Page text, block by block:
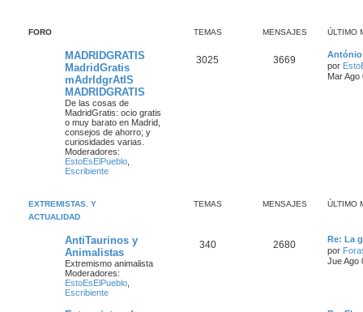
FORO TEMAS MENSAJES ÚLTIMO
MADRIDGRATIS
MadridGratis
mAdrIdgrAtIS
MADRIDGRATIS
De las cosas de
MadridGratis: ocio gratis
o muy barato en Madrid,
consejos de ahorro; y
curiosidades varias.
Moderadores:
EstoEsElPueblo
Escribiente
3025 3669
por
Mar Ago
EXTREMISTAS. Y
ACTUALIDAD
TEMAS MENSAJES ÚLTIMO
AntiTaurinos y
Animalistas
Extremismo animalista
Moderadores:
EstoEsElPueblo
Escribiente
340 2680
Re: La
por
Jue Ago